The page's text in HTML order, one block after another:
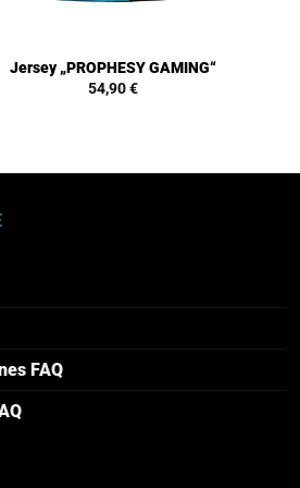
Jersey „PROPHESY GAMING“
54,90€
FAQ